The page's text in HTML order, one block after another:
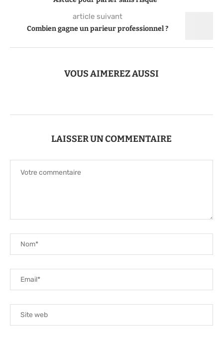
article suivant
Combien gagne un parieur professionnel ?
VOUS AIMEREZ AUSSI
LAISSER UN COMMENTAIRE